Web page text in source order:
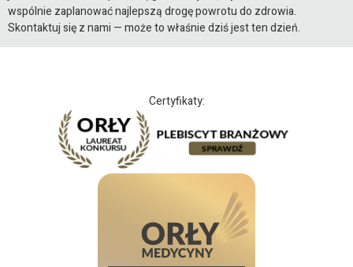
wspólnie zaplanować najlepszą drogę powrotu do zdrowia.
Skontaktuj się z nami — może to właśnie dziś jest ten dzień.
Certyfikaty: